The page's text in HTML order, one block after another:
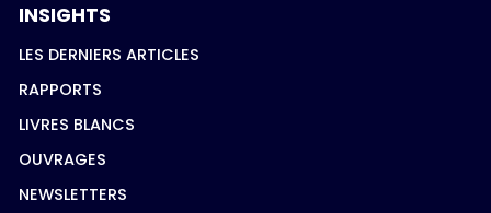
INSIGHTS
LES DERNIERS ARTICLES
RAPPORTS
LIVRES BLANCS
OUVRAGES
NEWSLETTERS